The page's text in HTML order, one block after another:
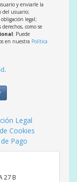
y enviarle la
del usuario;
legal;
como se
: Puede
en nuestra Política
.
Legal
Cookies
Pago
27 B